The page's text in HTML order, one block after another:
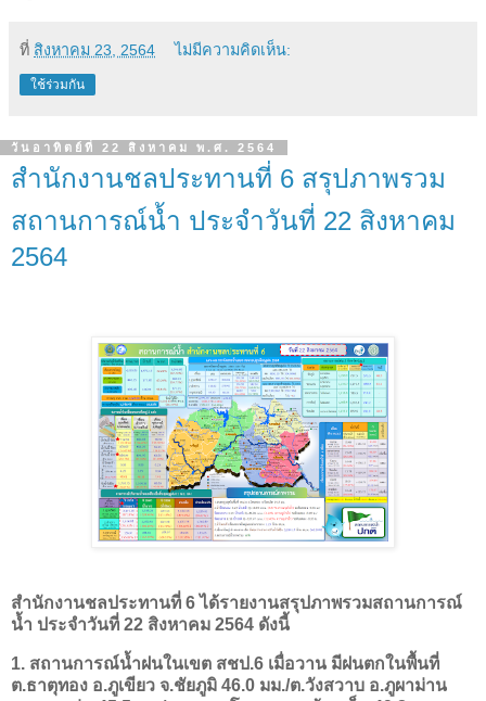
ที่ สิงหาคม 23, 2564 ไม่มีความคิดเห็น:
ใช้ร่วมกัน
วันอาทิตย์ที่ 22 สิงหาคม พ.ศ. 2564
สำนักงานชลประทานที่ 6 สรุปภาพรวม
สถานการณ์น้ำ ประจำวันที่ 22 สิงหาคม
2564
สำนักงานชลประทานที่ 6 ได้รายงานสรุปภาพรวมสถานการณ์
น้ำ ประจำวันที่ 22 สิงหาคม 2564 ดังนี้
1. สถานการณ์น้ำฝนในเขต สชป.6 เมื่อวาน มีฝนตกในพื้นที่
ต.ธาตุทอง อ.ภูเขียว จ.ชัยภูมิ 46.0 มม./ต.วังสวาบ อ.ภูผาม่าน